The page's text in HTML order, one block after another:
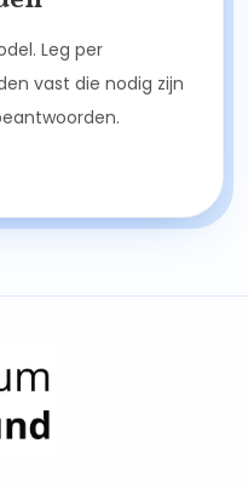
Leg per
vast die nodig zijn